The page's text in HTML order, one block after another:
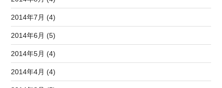
2014年7月 (4)
2014年6月 (5)
2014年5月 (4)
2014年4月 (4)